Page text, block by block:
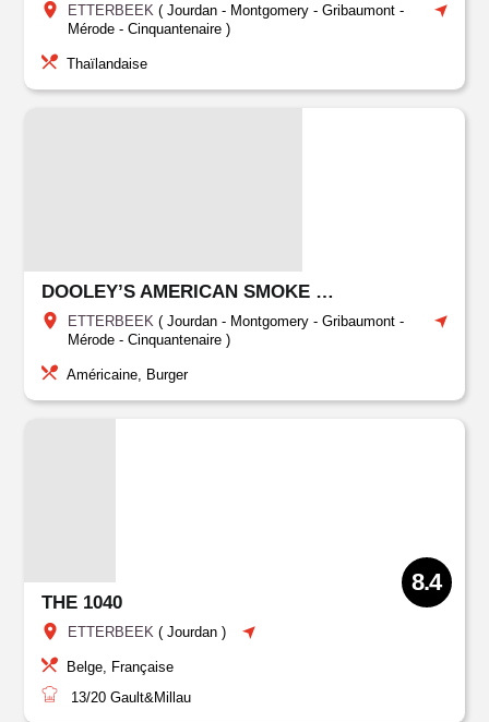
ETTERBEEK (Jourdan - Montgomery - Gribaumont -
Mérode - Cinquantenaire )
Thaïlandaise
DOOLEY’S AMERICAN SMOKE HOUSE
ETTERBEEK (Jourdan - Montgomery - Gribaumont -
Mérode - Cinquantenaire )
Américaine, Burger
THE 1040
ETTERBEEK (Jourdan )
8.4
Belge, Française
13/20 Gault&Millau